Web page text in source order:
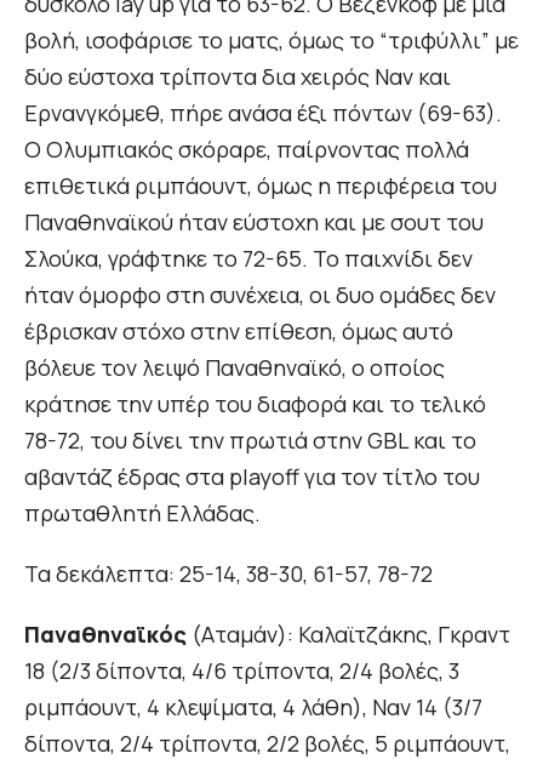
βολή, ισοφάρισε το ματς, όμως το “τριφύλλι” με
δύο εύστοχα τρίποντα δια χειρός Ναν και
Ερνανγκόμεθ, πήρε ανάσα έξι πόντων (69-63).
Ο Ολυμπιακός σκόραρε, παίρνοντας πολλά
επιθετικά ριμπάουντ, όμως η περιφέρεια του
Παναθηναϊκού ήταν εύστοχη και με σουτ του
Σλούκα, γράφτηκε το 72-65. Το παιχνίδι δεν
ήταν όμορφο στη συνέχεια, οι δυο ομάδες δεν
έβρισκαν στόχο στην επίθεση, όμως αυτό
βόλευε τον λειψό Παναθηναϊκό, ο οποίος
κράτησε την υπέρ του διαφορά και το τελικό
78-72, του δίνει την πρωτιά στην GBL και το
αβαντάζ έδρας στα playoff για τον τίτλο του
πρωταθλητή Ελλάδας.
Τα δεκάλεπτα: 25-14, 38-30, 61-57, 78-72
Παναθηναϊκός (Αταμάν): Καλαϊτζάκης, Γκραντ
18 (2/3 δίποντα, 4/6 τρίποντα, 2/4 βολές, 3
ριμπάουντ, 4 κλεψίματα, 4 λάθη), Ναν 14 (3/7
δίποντα, 2/4 τρίποντα, 2/2 βολές, 5 ριμπάουντ,